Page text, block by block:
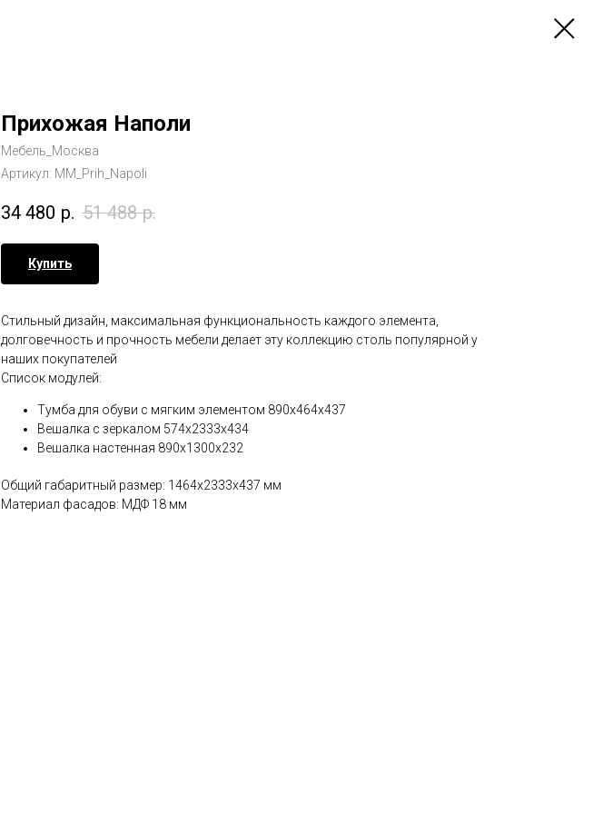
Прихожая Наполи
Мебель_Москва
Артикул: MM_Prih_Napoli
34 480 р. 51 488 р.
Купить
Стильный дизайн, максимальная функциональность каждого элемента,
долговечность и прочность мебели делает эту коллекцию столь популярной у
наших покупателей
Список модулей:
Тумба для обуви с мягким элементом 890х464х437
Вешалка с зеркалом 574х2333х434
Вешалка настенная 890х1300х232
Общий габаритный размер: 1464х2333х437 мм
Материал фасадов: МДФ 18 мм